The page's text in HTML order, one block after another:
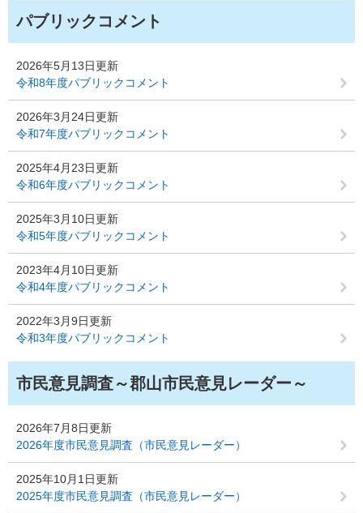
パブリックコメント
2026年5月13日更新
令和8年度パブリックコメント
2026年3月24日更新
令和7年度パブリックコメント
2025年4月23日更新
令和6年度パブリックコメント
2025年3月10日更新
令和5年度パブリックコメント
2023年4月10日更新
令和4年度パブリックコメント
2022年3月9日更新
令和3年度パブリックコメント
市民意見調査～郡山市民意見レーダー～
2026年7月8日更新
2026年度市民意見調査（市民意見レーダー）
2025年10月1日更新
2025年度市民意見調査（市民意見レーダー）